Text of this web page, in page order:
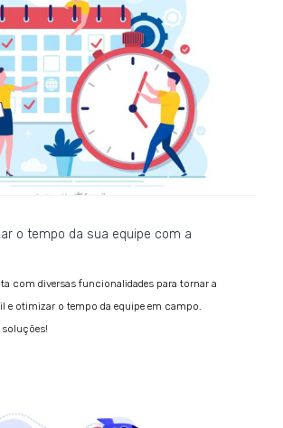
o tempo da sua equipe com a
com diversas funcionalidades para tornar a
e otimizar o tempo da equipe em campo.
soluções!